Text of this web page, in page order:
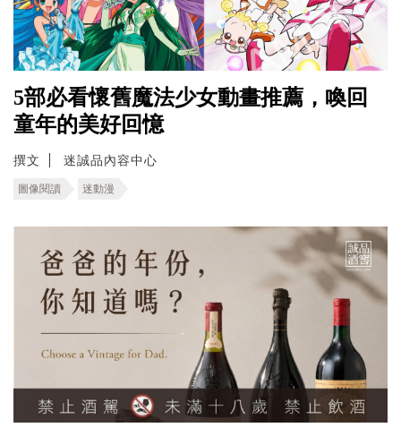
5部必看懷舊魔法少女動畫推薦，喚回
童年的美好回憶
撰文 迷誠品內容中心
圖像閱讀 迷動漫